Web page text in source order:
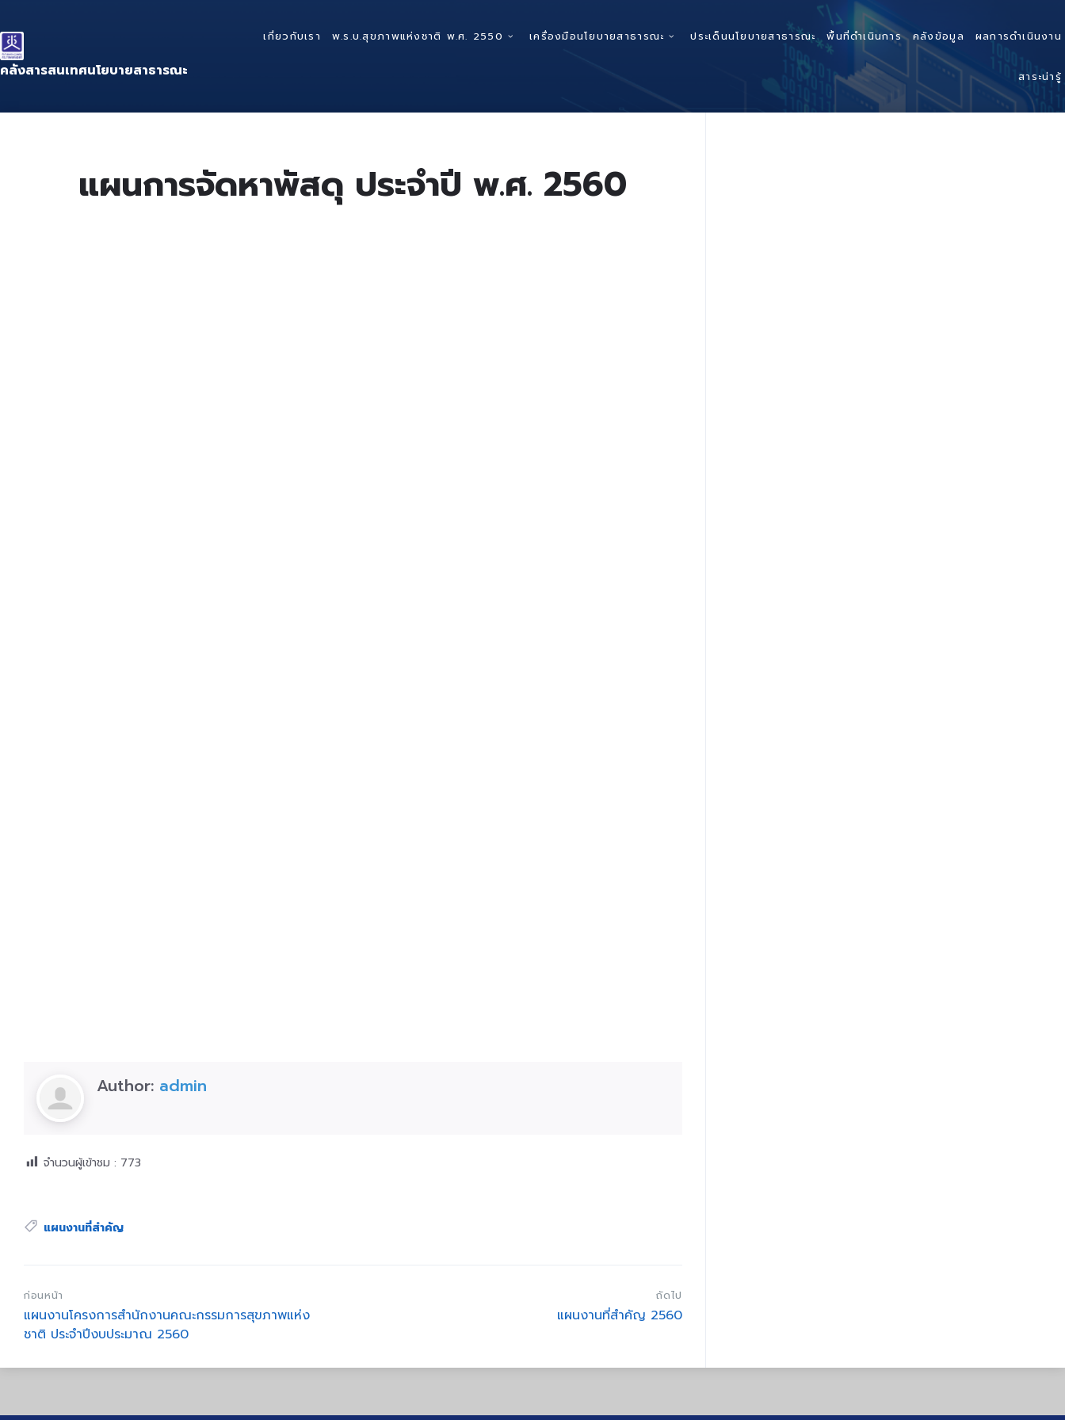
to
content
to
main
navigation
to
footer
คลังสารสนเทศนโยบายสาธารณะ
เกี่ยวกับเรา พ.ร.บ.สุขภาพแห่งชาติ พ.ศ. 2550 เครื่องมือนโยบายสาธารณะ ประเด็นนโยบายสาธารณะ พื้นที่ดำเนินการ คลังข้อมูล ผลการดำเนินงาน
สาระน่ารู้
แผนการจัดหาพัสดุ ประจำปี พ.ศ. 2560
Author: admin
จำนวนผู้เข้าชม : 773
Tags:
แผนงานที่สำคัญ
ถัดไป
แผนงานที่สำคัญ 2560
ก่อนหน้า
แผนงานโครงการสำนักงานคณะกรรมการสุขภาพแห่ง
ชาติ ประจำปีงบประมาณ 2560